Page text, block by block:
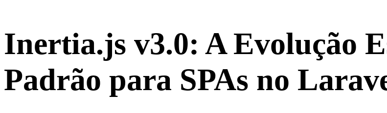
Inertia.js v3.0: A Evolução
Padrão para SPAs no